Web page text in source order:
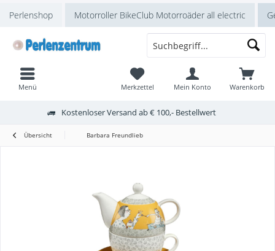
Perlenshop Motorroller BikeClub Motorroäder all electric
Kostenloser Versand ab € 100,- Bestellwert
Warenkorb
Merkzettel Mein Konto
Menü
Übersicht Barbara Freundlieb